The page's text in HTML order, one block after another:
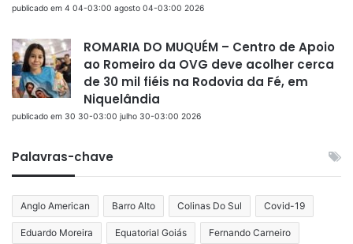
publicado em 4 04-03:00 agosto 04-03:00 2026
ROMARIA DO MUQUÉM – Centro de Apoio
ao Romeiro da OVG deve acolher cerca
de 30 mil fiéis na Rodovia da Fé, em
Niquelândia
publicado em 30 30-03:00 julho 30-03:00 2026
Palavras-chave
Anglo American Barro Alto Colinas Do Sul Covid-19
Eduardo Moreira Equatorial Goiás Fernando Carneiro